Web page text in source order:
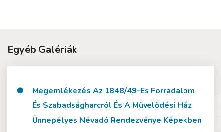
Egyéb Galériák
Megemlékezés Az 1848/49-Es Forradalom
És Szabadságharcról És A Művelődési Ház
Ünnepélyes Névadó Rendezvénye Képekben